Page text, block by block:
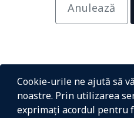
Anulează
Cookie-urile ne ajută să
noastre. Prin utilizarea
exprimați acordul pentru